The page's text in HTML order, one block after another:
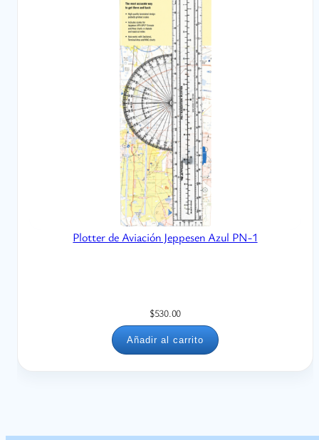
Plotter de Aviación Jeppesen Azul PN-1
$530.00
Añadir al carrito